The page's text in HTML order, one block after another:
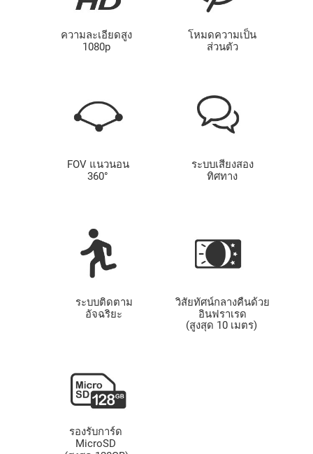
ความละเอียดสูง
1080p
โหมดความเป็น
ส่วนตัว
FOV แนวนอน
360°
ระบบเสียงสอง
ทิศทาง
ระบบติดตาม
อัจฉริยะ
วิสัยทัศน์กลางคืนด้วย
อินฟราเรด
รองรับการ์ด
MicroSD
(สูงสุด 10 เมตร)